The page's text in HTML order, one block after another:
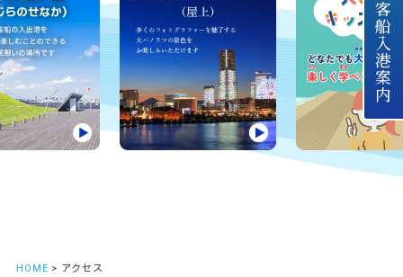
HOME > アクセス
客船入港案内